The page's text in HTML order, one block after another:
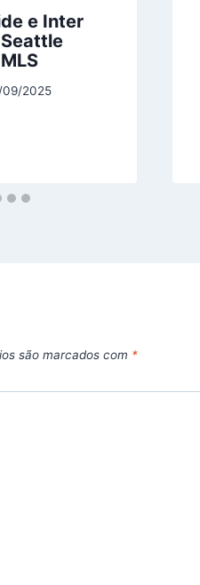
e Inter
09/2025
são marcados com *